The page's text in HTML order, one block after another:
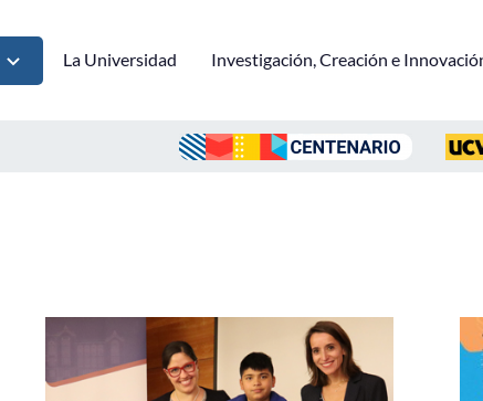
La Universidad Investigación, Creación e